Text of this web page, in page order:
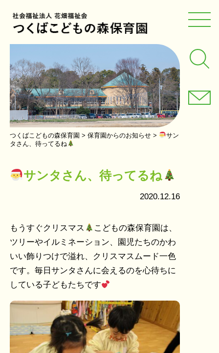
つくばこどもの森保育園 > 保育園からのお知らせ >
サン
タさん、待ってるね
サンタさん、待ってるね
2020.12.16
もうすぐクリスマス
こどもの森保育園は、
ツリーやイルミネーション、園児たちのかわ
いい飾りつけで溢れ、クリスマスムード一色
です。毎日サンタさんに会えるのを心待ちに
している子どもたちです